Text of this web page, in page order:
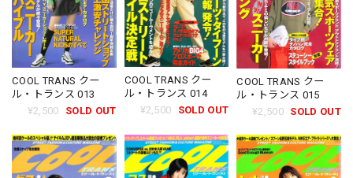
COOL TRANS クー
ル・トランス 013
¥2,500
SOLD OUT
COOL TRANS クー
ル・トランス 014
¥2,500
SOLD OUT
COOL TRANS クー
ル・トランス 015
¥2,500 SOLD OUT